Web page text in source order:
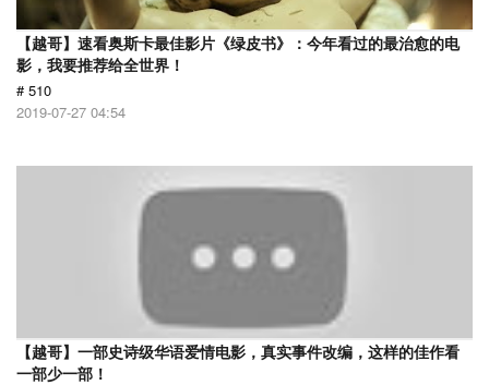
【越哥】速看奥斯卡最佳影片《绿皮书》：今年看过的最治愈的电
影，我要推荐给全世界！
# 510
2019-07-27 04:54
【越哥】一部史诗级华语爱情电影，真实事件改编，这样的佳作看
一部少一部！